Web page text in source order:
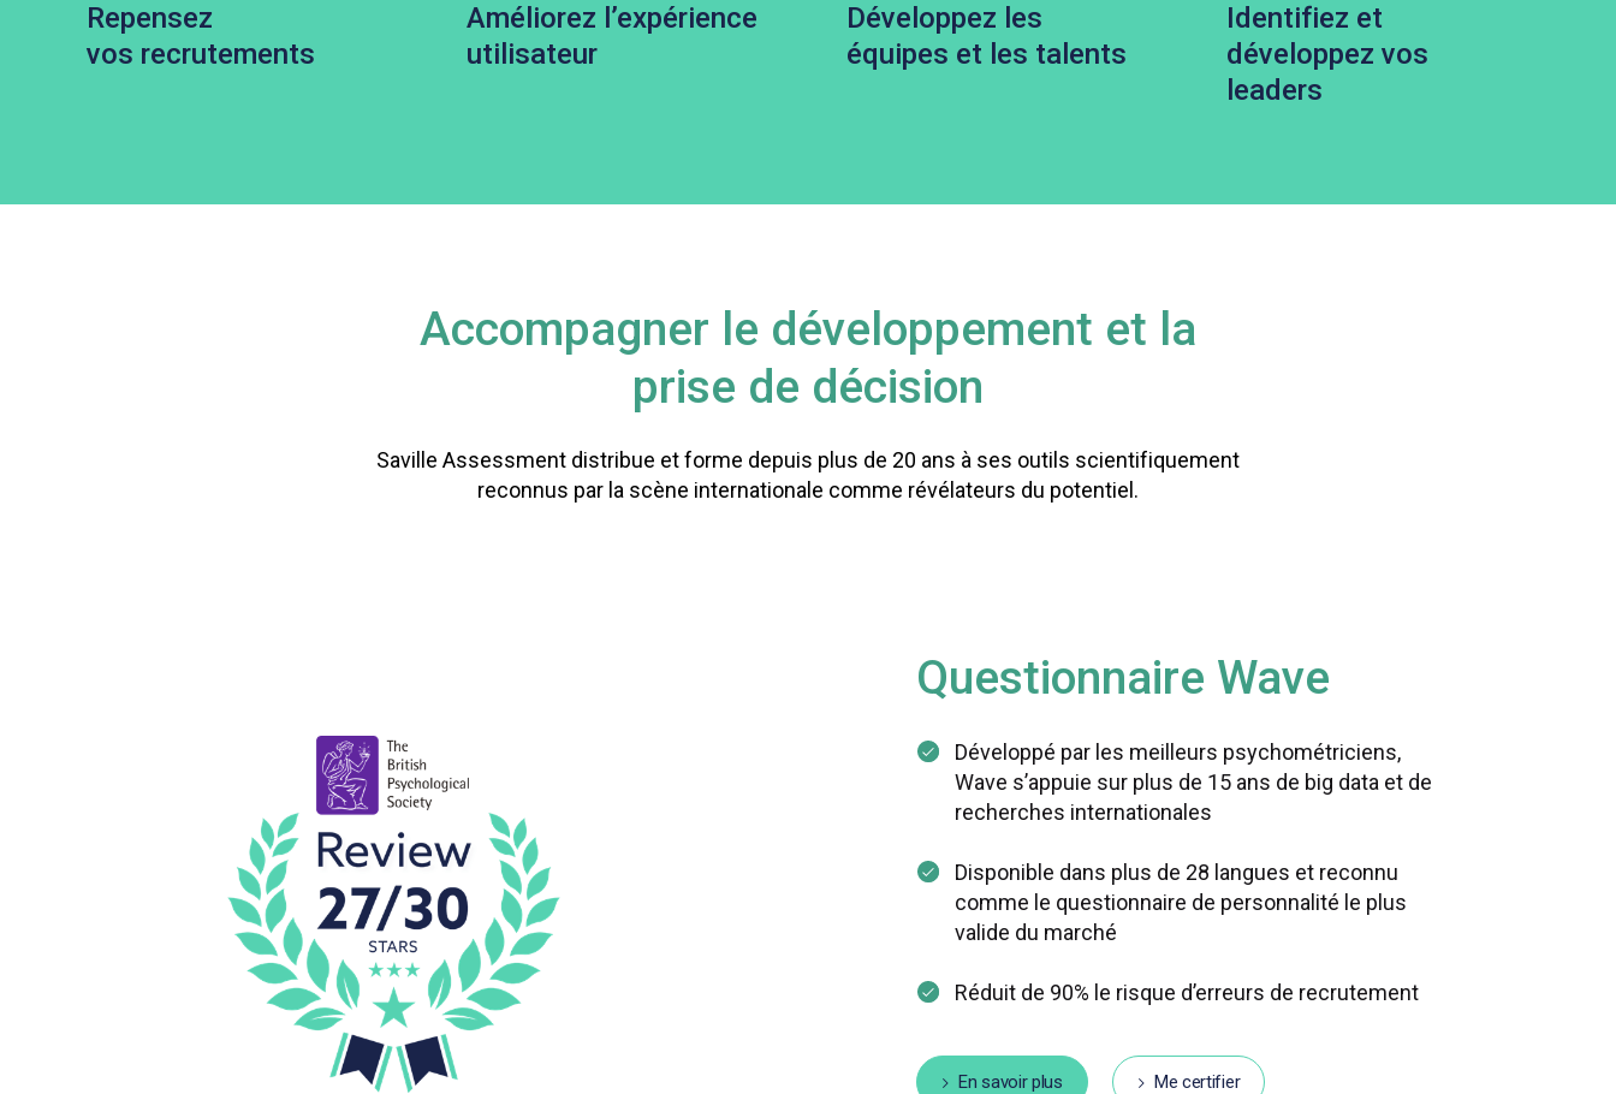
Repensez
vos recrutements
Améliorez l’expérience
utilisateur
Développez les
équipes et les talents
Identifiez et
développez vos
leaders
Accompagner le développement et la
prise de décision
Saville Assessment distribue et forme depuis plus de 20 ans à ses outils scientifiquement
reconnus par la scène internationale comme révélateurs du potentiel.
Questionnaire Wave
Développé par les meilleurs psychométriciens,
Wave s’appuie sur plus de 15 ans de big data et de
recherches internationales
Disponible dans plus de 28 langues et reconnu
comme le questionnaire de personnalité le plus
valide du marché
Réduit de 90% le risque d’erreurs de recrutement
En savoir plus Me certifier